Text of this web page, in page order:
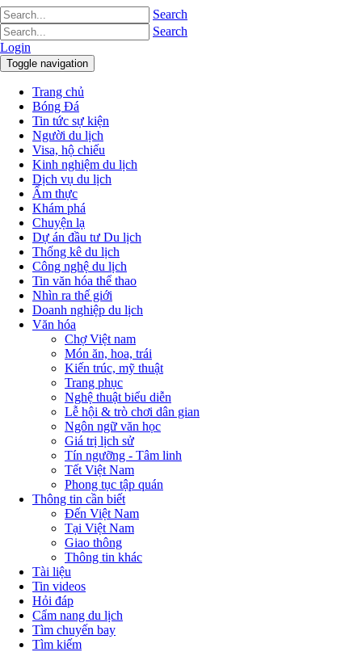
Search
Search
Login
Toggle navigation
Trang chủ
Bóng Đá
Tin tức sự kiện
Người du lịch
Visa, hộ chiếu
Kinh nghiệm du lịch
Dịch vụ du lịch
Ẩm thực
Khám phá
Chuyện lạ
Dự án đầu tư Du lịch
Thống kê du lịch
Công nghệ du lịch
Tin văn hóa thể thao
Nhìn ra thế giới
Doanh nghiệp du lịch
Văn hóa
Chợ Việt nam
Món ăn, hoa, trái
Kiến trúc, mỹ thuật
Trang phục
Nghệ thuật biểu diễn
Lễ hội & trò chơi dân gian
Ngôn ngữ văn học
Giá trị lịch sử
Tín ngưỡng - Tâm linh
Tết Việt Nam
Phong tục tập quán
Thông tin cần biết
Đến Việt Nam
Tại Việt Nam
Giao thông
Thông tin khác
Tài liệu
Tin videos
Hỏi đáp
Cẩm nang du lịch
Tìm chuyến bay
Tìm kiếm